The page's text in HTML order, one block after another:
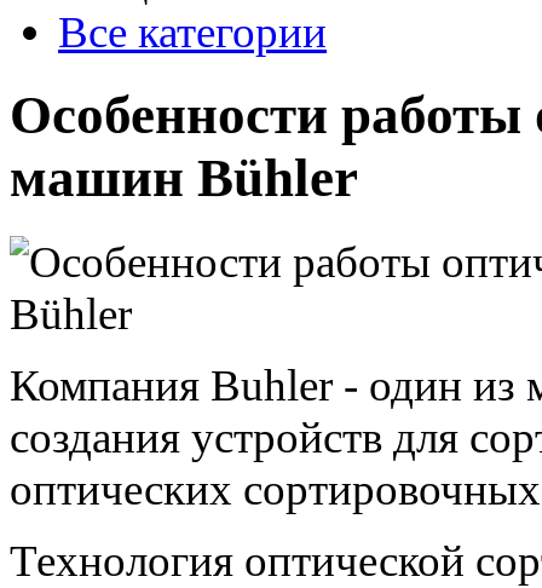
Все категории
Особенности
машин Bühler
Компания Buhler - один из
создания устройств для
оптических
Технология оптической